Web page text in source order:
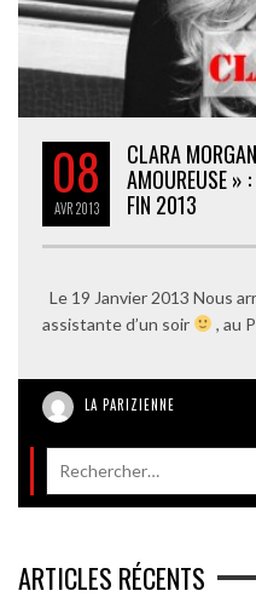
08
AVR2013
CLARA
AMOUREUSE »
FIN 2013
Le 19 Janvier 2013 Nous
assistante d’un soir
, au
LA PARIZIENNE
ARTICLES RÉCENTS